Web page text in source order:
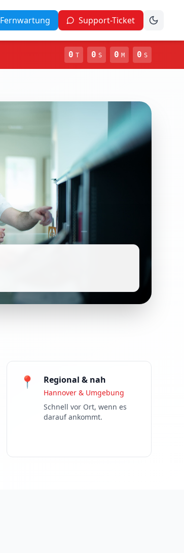
Fernwartung Support-Ticket
0 T 0 S 0 M 0 S
📍 Regional & nah
Hannover & Umgebung
Schnell vor Ort, wenn es
darauf ankommt.